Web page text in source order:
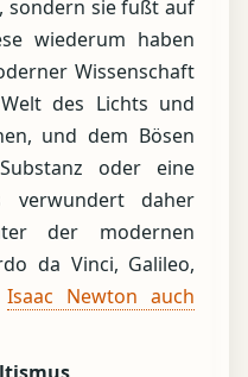
sondern sie fußt auf
wiederum haben
Wissenschaft
des Lichts und
und dem Bösen
oder eine
verwundert daher
der modernen
da Vinci, Galileo,
Isaac Newton auch